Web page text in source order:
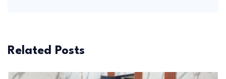
Related Posts